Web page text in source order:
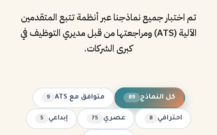
تم اختبار جميع نماذجنا عبر أنظمة تتبع المتقدمين
الآلية (ATS) ومراجعتها من قبل مديري التوظيف في
كبرى الشركات.
كل النماذج 89 متوافق مع ATS 9
احترافي 8 عصري 75 إبداعي 5